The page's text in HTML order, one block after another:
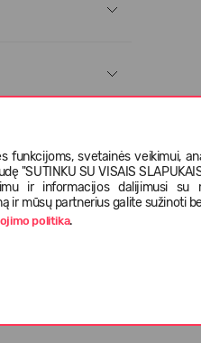
funkcijoms, svetainės veikimui,
"SUTINKU SU VISAIS
ir informacijos dalijimusi su
ir mūsų partnerius galite sužinoti
politika.